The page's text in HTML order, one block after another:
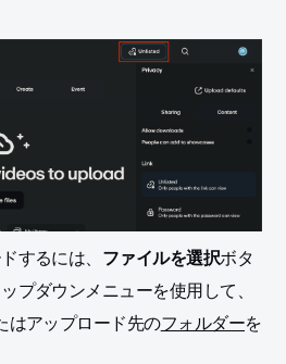
するには、 ファイルを選択ボタ
プダウンメニューを使用して、
はアップロード先のフォルダーを